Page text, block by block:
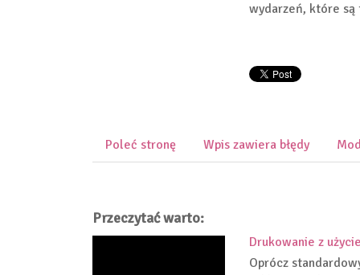
wydarzeń, które są
Poleć stronę Wpis zawiera błędy
Przeczytać warto:
Drukowanie z
Oprócz